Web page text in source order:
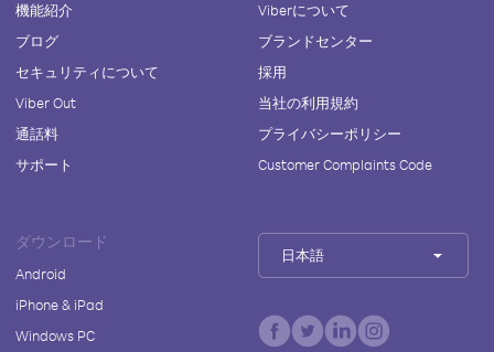
機能紹介
ブログ
セキュリティについて
Viber Out
通話料
サポート
Viberについて
ブランドセンター
採用
当社の利用規約
プライバシーポリシー
Customer Complaints Code
ダウンロード
Android
iPhone & iPad
Windows PC
日本語